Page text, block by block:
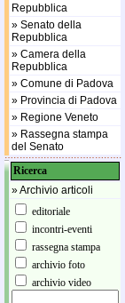
Repubblica
» Senato della
Repubblica
» Camera della
Repubblica
» Comune di Padova
» Provincia di Padova
» Regione Veneto
» Rassegna stampa
del Senato
Ricerca
» Archivio articoli
editoriale
incontri-eventi
rassegna stampa
archivio foto
archivio video